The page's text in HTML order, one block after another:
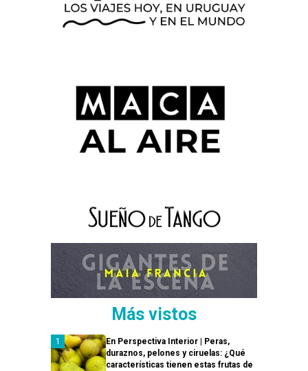
Más vistos
En Perspectiva Interior | Peras,
duraznos, pelones y ciruelas: ¿Qué
características tienen estas frutas de